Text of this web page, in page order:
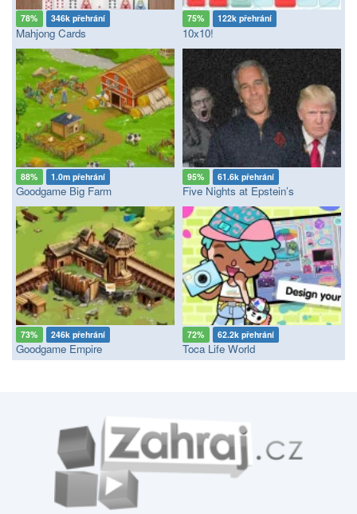
78% 346k přehrání
Mahjong Cards
75% 122k přehrání
10x10!
88% 1.0m přehrání
Goodgame Big Farm
95% 61.6k přehrání
Five Nights at Epstein’s
73% 246k přehrání
Goodgame Empire
72% 62.2k přehrání
Toca Life World